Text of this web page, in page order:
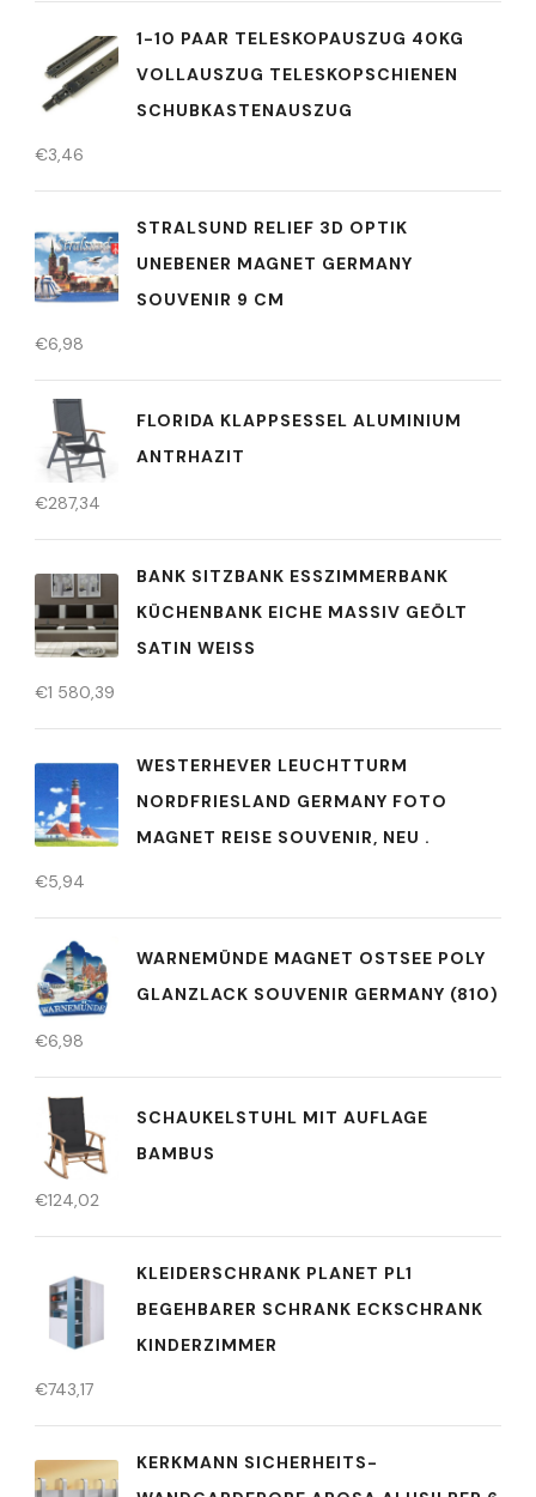
1-10 PAAR TELESKOPAUSZUG 40KG
VOLLAUSZUG TELESKOPSCHIENEN
SCHUBKASTENAUSZUG
€3,46
STRALSUND RELIEF 3D OPTIK
UNEBENER MAGNET GERMANY
SOUVENIR 9 CM
€6,98
FLORIDA KLAPPSESSEL ALUMINIUM
ANTRHAZIT
€287,34
BANK SITZBANK ESSZIMMERBANK
KÜCHENBANK EICHE MASSIV GEÖLT
SATIN WEISS
€1 580,39
WESTERHEVER LEUCHTTURM
NORDFRIESLAND GERMANY FOTO
MAGNET REISE SOUVENIR, NEU .
€5,94
WARNEMÜNDE MAGNET OSTSEE POLY
GLANZLACK SOUVENIR GERMANY (810)
€6,98
SCHAUKELSTUHL MIT AUFLAGE
BAMBUS
€124,02
KLEIDERSCHRANK PLANET PL1
BEGEHBARER SCHRANK ECKSCHRANK
KINDERZIMMER
€743,17
KERKMANN SICHERHEITS-